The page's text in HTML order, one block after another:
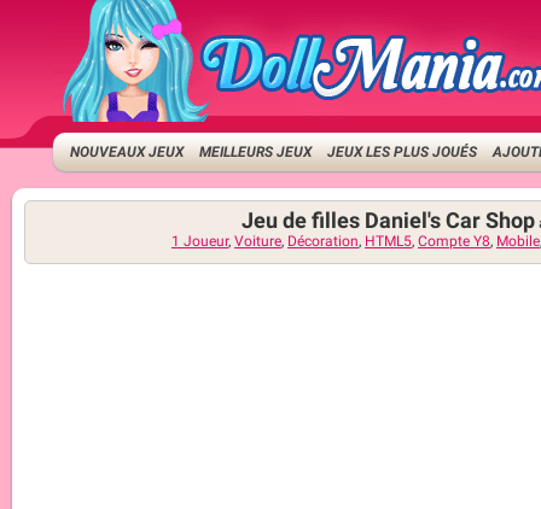
NOUVEAUX JEUX MEILLEURS JEUX JEUX LES PLUS JOUÉS
Jeu de filles Daniel's Car Shop
1 Joueur, Voiture, Décoration, HTML5, Compte Y8, Mobile